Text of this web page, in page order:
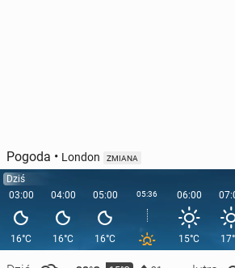
Pogoda • London ZMIANA
Dziś
03:00
16°C
04:00
16°C
05:00
16°C
05:36 06:00
15°C